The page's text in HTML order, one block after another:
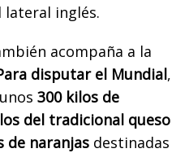
lateral inglés.
acompaña a la
disputar el Mundial,
300 kilos de
del tradicional queso
de naranjas destinadas